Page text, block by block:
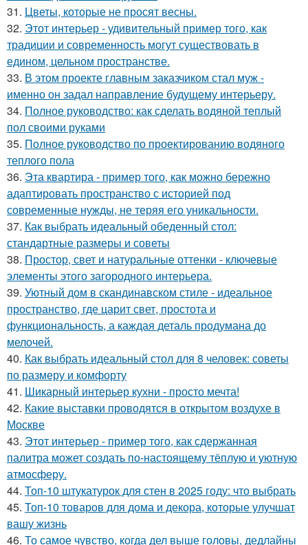
31. Цветы, которые не просят весны.
32. Этот интерьер - удивительный пример того, как
традиции и современность могут существовать в
едином, цельном пространстве.
33. В этом проекте главным заказчиком стал муж -
именно он задал направление будущему интерьеру.
34. Полное руководство: как сделать водяной теплый
пол своими руками
35. Полное руководство по проектированию водяного
теплого пола
36. Эта квартира - пример того, как можно бережно
адаптировать пространство с историей под
современные нужды, не теряя его уникальности.
37. Как выбрать идеальный обеденный стол:
стандартные размеры и советы
38. Простор, свет и натуральные оттенки - ключевые
элементы этого загородного интерьера.
39. Уютный дом в скандинавском стиле - идеальное
пространство, где царит свет, простота и
функциональность, а каждая деталь продумана до
мелочей.
40. Как выбрать идеальный стол для 8 человек: советы
по размеру и комфорту
41. Шикарный интерьер кухни - просто мечта!
42. Какие выставки проводятся в открытом воздухе в
Москве
43. Этот интерьер - пример того, как сдержанная
палитра может создать по-настоящему тёплую и уютную
атмосферу.
44. Топ-10 штукатурок для стен в 2025 году: что выбрать
45. Топ-10 товаров для дома и декора, которые улучшат
вашу жизнь
46. То самое чувство, когда дел выше головы, дедлайны